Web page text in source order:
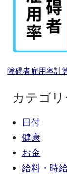
障碍者雇用率計
カテゴリ
日付
健康
お金
給料・時給